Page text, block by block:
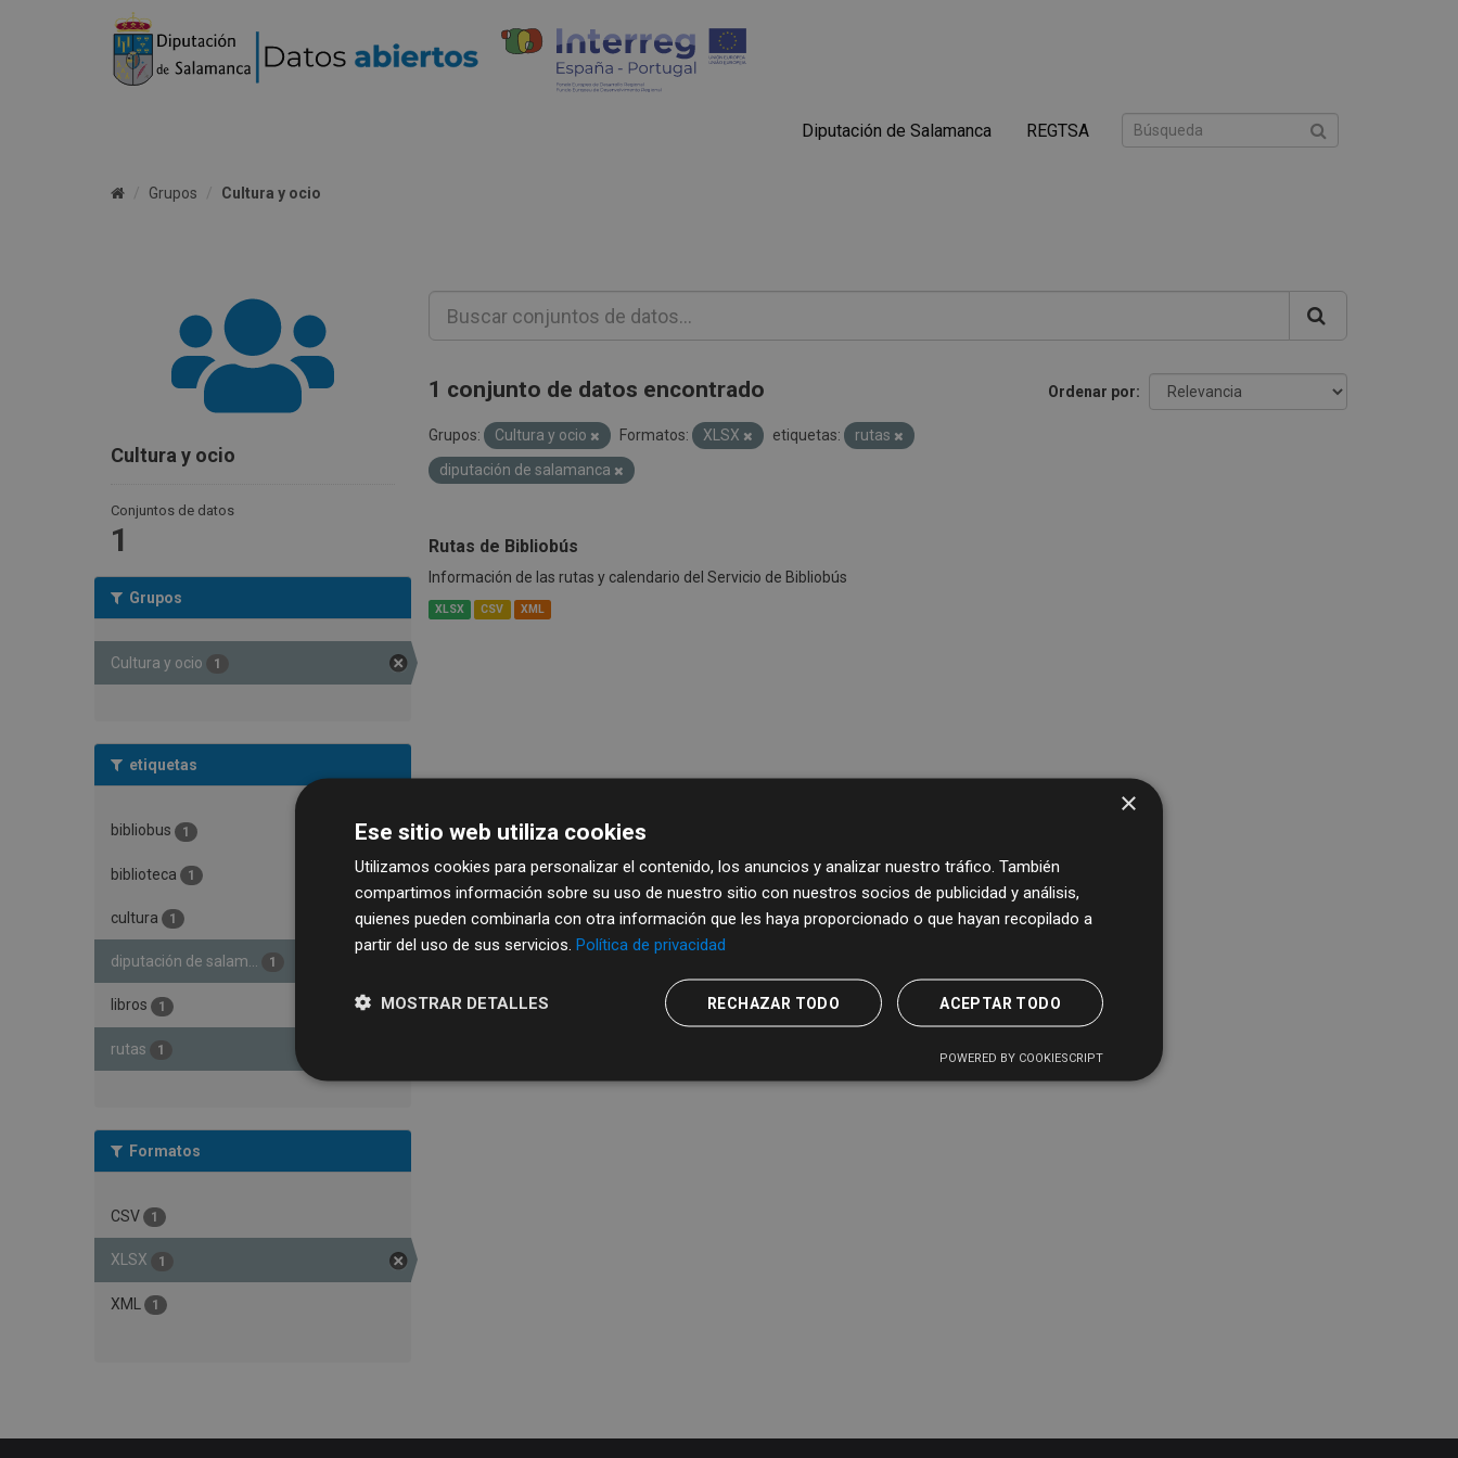
Diputación de Salamanca REGTSA
Grupos Cultura y ocio
Cultura y ocio
Conjuntos de datos
1
Grupos
Cultura y ocio 1
etiquetas
bibliobus 1
biblioteca 1
cultura 1
diputación de salam... 1
libros 1
rutas 1
Formatos
CSV 1
XLSX 1
XML 1
Ordenar por
1 conjunto de datos encontrado
Grupos: Cultura y ocio Formatos: XLSX etiquetas:
rutas
diputación de salamanca
Rutas de Bibliobús
Información de las rutas y calendario del Servicio de Bibliobús
XLSX CSV XML
×
Ese sitio web utiliza cookies
Utilizamos cookies para personalizar el contenido, los anuncios y analizar nuestro tráfico. También
compartimos información sobre su uso de nuestro sitio con nuestros socios de publicidad y análisis,
quienes pueden combinarla con otra información que les haya proporcionado o que hayan recopilado a
partir del uso de sus servicios. Política de privacidad
ACEPTAR TODO
RECHAZAR TODO
MOSTRAR DETALLES
POWERED BY COOKIESCRIPT